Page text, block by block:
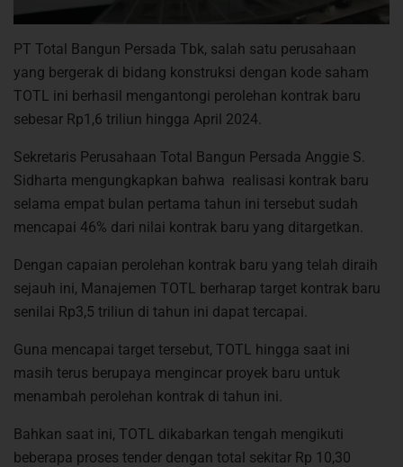
PT Total Bangun Persada Tbk, salah satu perusahaan
yang bergerak di bidang konstruksi dengan kode saham
TOTL ini berhasil mengantongi perolehan kontrak baru
sebesar Rp1,6 triliun hingga April 2024.
Sekretaris Perusahaan Total Bangun Persada Anggie S.
Sidharta mengungkapkan bahwa realisasi kontrak baru
selama empat bulan pertama tahun ini tersebut sudah
mencapai 46% dari nilai kontrak baru yang ditargetkan.
Dengan capaian perolehan kontrak baru yang telah diraih
sejauh ini, Manajemen TOTL berharap target kontrak baru
senilai Rp3,5 triliun di tahun ini dapat tercapai.
Guna mencapai target tersebut, TOTL hingga saat ini
masih terus berupaya mengincar proyek baru untuk
menambah perolehan kontrak di tahun ini.
Bahkan saat ini, TOTL dikabarkan tengah mengikuti
beberapa proses tender dengan total sekitar Rp 10,30